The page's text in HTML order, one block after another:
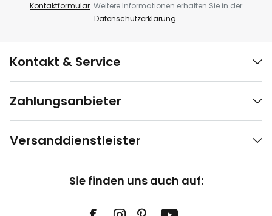
Kontaktformular. Weitere Informationen erhalten Sie in der
Datenschutzerklärung.
Kontakt & Service
Zahlungsanbieter
Versanddienstleister
Sie finden uns auch auf: